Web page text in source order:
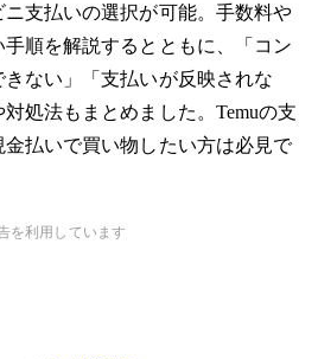
支払いの選択が可能。手数料や
順を解説するとともに、「コン
ない」「支払いが反映されな
処法もまとめました。Temuの支
払いで買い物したい方は必見で
を利用しています